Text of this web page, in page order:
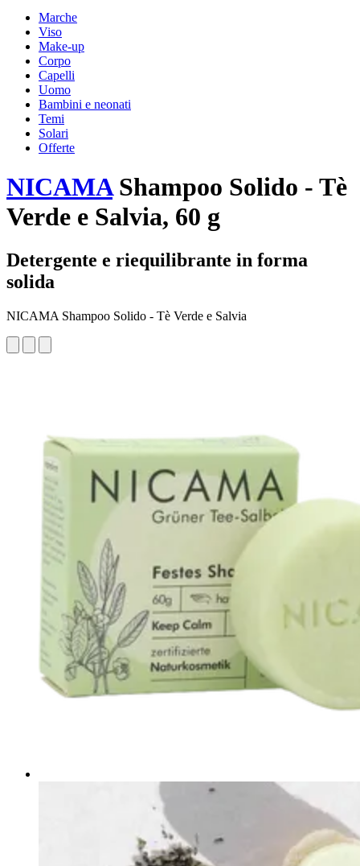
Marche
Viso
Make-up
Corpo
Capelli
Uomo
Bambini e neonati
Temi
Solari
Offerte
NICAMAShampoo Solido - Tè
Verde e Salvia, 60 g
Detergente e riequilibrante in forma
solida
NICAMA Shampoo Solido - Tè Verde e Salvia